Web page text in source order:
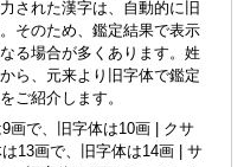
された漢字は、自動的に旧
そのため、鑑定結果で表示
る場合が多くあります。姓
ら、元来より旧字体で鑑定
ご紹介します。
画で、旧字体は10画 | クサ
13画で、旧字体は14画 | サ